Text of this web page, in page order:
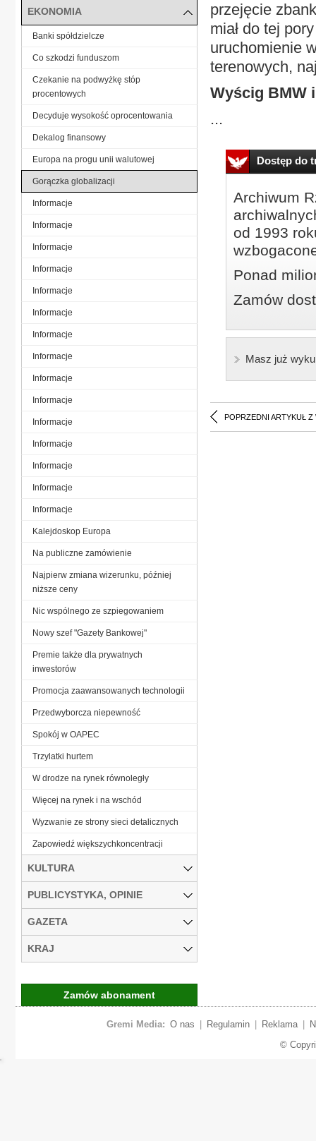
przejęcie
miał do tej
uruchomienie
terenowych,
Wyścig BMW
...
Dostęp do
Archiwum
od 1993
Ponad
Zamów
Masz już
POPRZEDNI ARTYKUŁ Z
EKONOMIA
Banki spółdzielcze
Co szkodzi funduszom
Czekanie na podwyżkę stóp
procentowych
Decyduje wysokość oprocentowania
Dekalog finansowy
Europa na progu unii walutowej
Gorączka globalizacji
Informacje
Informacje
Informacje
Informacje
Informacje
Informacje
Informacje
Informacje
Informacje
Informacje
Informacje
Informacje
Informacje
Informacje
Informacje
Kalejdoskop Europa
Na publiczne zamówienie
Najpierw zmiana wizerunku, później
niższe ceny
Nic wspólnego ze szpiegowaniem
Nowy szef "Gazety Bankowej"
Premie także dla prywatnych
inwestorów
Promocja zaawansowanych technologii
Przedwyborcza niepewność
Spokój w OAPEC
Trzylatki hurtem
W drodze na rynek równoległy
Więcej na rynek i na wschód
Wyzwanie ze strony sieci detalicznych
Zapowiedź większychkoncentracji
KULTURA
PUBLICYSTYKA, OPINIE
GAZETA
KRAJ
Zamów abonament
Gremi Media: O nas Regulamin Reklama
©